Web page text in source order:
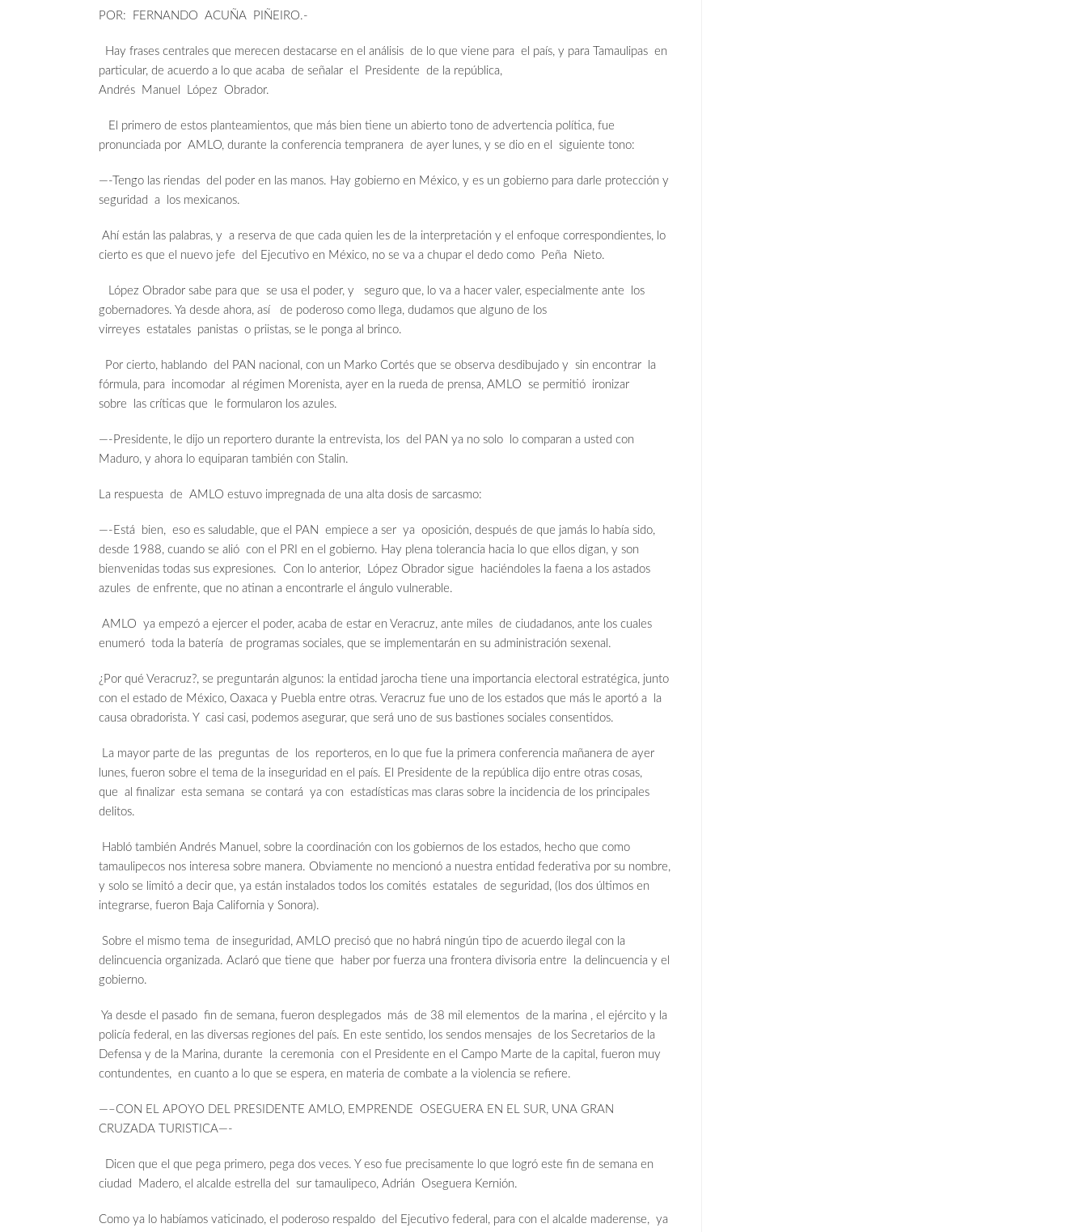
POR: FERNANDO ACUÑA PIÑEIRO.-
Hay frases centrales que merecen destacarse en el análisis de lo que viene para el país, y para Tamaulipas en
particular, de acuerdo a lo que acaba de señalar el Presidente de la república,
Andrés Manuel López Obrador.
El primero de estos planteamientos, que más bien tiene un abierto tono de advertencia política, fue
pronunciada por AMLO, durante la conferencia tempranera de ayer lunes, y se dio en el siguiente tono:
—-Tengo las riendas del poder en las manos. Hay gobierno en México, y es un gobierno para darle protección y
seguridad a los mexicanos.
Ahí están las palabras, y a reserva de que cada quien les de la interpretación y el enfoque correspondientes, lo
cierto es que el nuevo jefe del Ejecutivo en México, no se va a chupar el dedo como Peña Nieto.
López Obrador sabe para que se usa el poder, y seguro que, lo va a hacer valer, especialmente ante los
gobernadores. Ya desde ahora, así de poderoso como llega, dudamos que alguno de los
virreyes estatales panistas o priistas, se le ponga al brinco.
Por cierto, hablando del PAN nacional, con un Marko Cortés que se observa desdibujado y sin encontrar la
fórmula, para incomodar al régimen Morenista, ayer en la rueda de prensa, AMLO se permitió ironizar
sobre las críticas que le formularon los azules.
—-Presidente, le dijo un reportero durante la entrevista, los del PAN ya no solo lo comparan a usted con
Maduro, y ahora lo equiparan también con Stalin.
La respuesta de AMLO estuvo impregnada de una alta dosis de sarcasmo:
—-Está bien, eso es saludable, que el PAN empiece a ser ya oposición, después de que jamás lo había sido,
desde 1988, cuando se alió con el PRI en el gobierno. Hay plena tolerancia hacia lo que ellos digan, y son
bienvenidas todas sus expresiones. Con lo anterior, López Obrador sigue haciéndoles la faena a los astados
azules de enfrente, que no atinan a encontrarle el ángulo vulnerable.
AMLO ya empezó a ejercer el poder, acaba de estar en Veracruz, ante miles de ciudadanos, ante los cuales
enumeró toda la batería de programas sociales, que se implementarán en su administración sexenal.
¿Por qué Veracruz?, se preguntarán algunos: la entidad jarocha tiene una importancia electoral estratégica, junto
con el estado de México, Oaxaca y Puebla entre otras. Veracruz fue uno de los estados que más le aportó a la
causa obradorista. Y casi casi, podemos asegurar, que será uno de sus bastiones sociales consentidos.
La mayor parte de las preguntas de los reporteros, en lo que fue la primera conferencia mañanera de ayer
lunes, fueron sobre el tema de la inseguridad en el país. El Presidente de la república dijo entre otras cosas,
que al finalizar esta semana se contará ya con estadísticas mas claras sobre la incidencia de los principales
delitos.
Habló también Andrés Manuel, sobre la coordinación con los gobiernos de los estados, hecho que como
tamaulipecos nos interesa sobre manera. Obviamente no mencionó a nuestra entidad federativa por su nombre,
y solo se limitó a decir que, ya están instalados todos los comités estatales de seguridad, (los dos últimos en
integrarse, fueron Baja California y Sonora).
Sobre el mismo tema de inseguridad, AMLO precisó que no habrá ningún tipo de acuerdo ilegal con la
delincuencia organizada. Aclaró que tiene que haber por fuerza una frontera divisoria entre la delincuencia y el
gobierno.
Ya desde el pasado fin de semana, fueron desplegados más de 38 mil elementos de la marina , el ejército y la
policía federal, en las diversas regiones del país. En este sentido, los sendos mensajes de los Secretarios de la
Defensa y de la Marina, durante la ceremonia con el Presidente en el Campo Marte de la capital, fueron muy
contundentes, en cuanto a lo que se espera, en materia de combate a la violencia se refiere.
—–CON EL APOYO DEL PRESIDENTE AMLO, EMPRENDE OSEGUERA EN EL SUR, UNA GRAN
CRUZADA TURISTICA—-
Dicen que el que pega primero, pega dos veces. Y eso fue precisamente lo que logró este fin de semana en
ciudad Madero, el alcalde estrella del sur tamaulipeco, Adrián Oseguera Kernión.
Como ya lo habíamos vaticinado, el poderoso respaldo del Ejecutivo federal, para con el alcalde maderense, ya